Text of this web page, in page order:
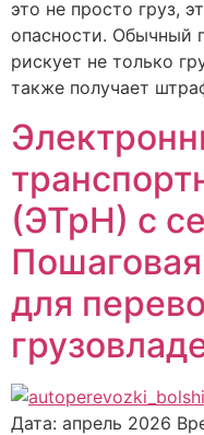
это не просто груз,
опасности. Обычный
рискует не только
также получает
(ЭТрН) с
для
Дата: апрель 2026